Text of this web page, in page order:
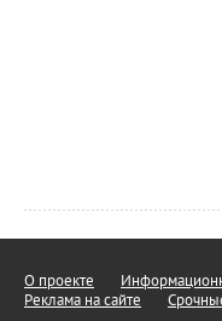
О проекте
Реклама на сайте